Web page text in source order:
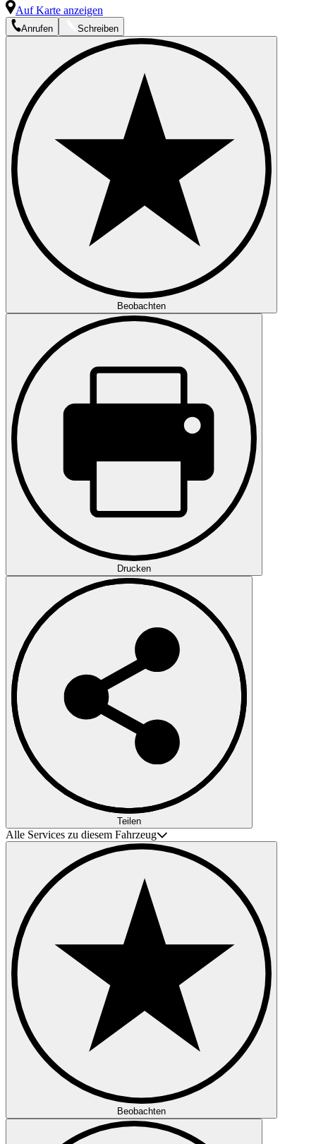
Auf Karte anzeigen
Anrufen Schreiben
Beobachten
Drucken
Teilen
Alle Services zu diesem Fahrzeug
Beobachten